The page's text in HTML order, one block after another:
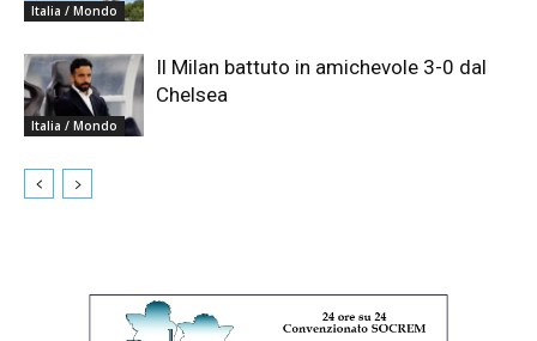
Italia / Mondo
Italia / Mondo
Il Milan battuto in amichevole 3-0 dal
Chelsea